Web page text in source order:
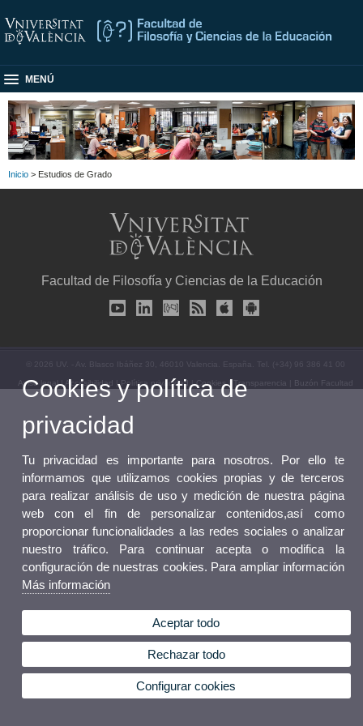
MENÚ
Inicio > Estudios de Grado
Facultad de Filosofía y Ciencias de la Educación
© 2026 UV. - Av. Blasco Ibáñez 30, 46010 Valencia. España. Tel. (+34) 96 386 41 00
Aviso legal|Accesibilidad |Política privacidad |Cookies| Transparencia Buzón Facultad
Cookies y política de
privacidad
Tu privacidad es importante para nosotros. Por ello te
informamos que utilizamos cookies propias y de terceros
para realizar análisis de uso y medición de nuestra página
web con el fin de personalizar contenidos,así como
proporcionar funcionalidades a las redes sociales o analizar
nuestro tráfico. Para continuar acepta o modifica la
configuración de nuestras cookies. Para ampliar información
Más información
Aceptar todo
Rechazar todo
Configurar cookies